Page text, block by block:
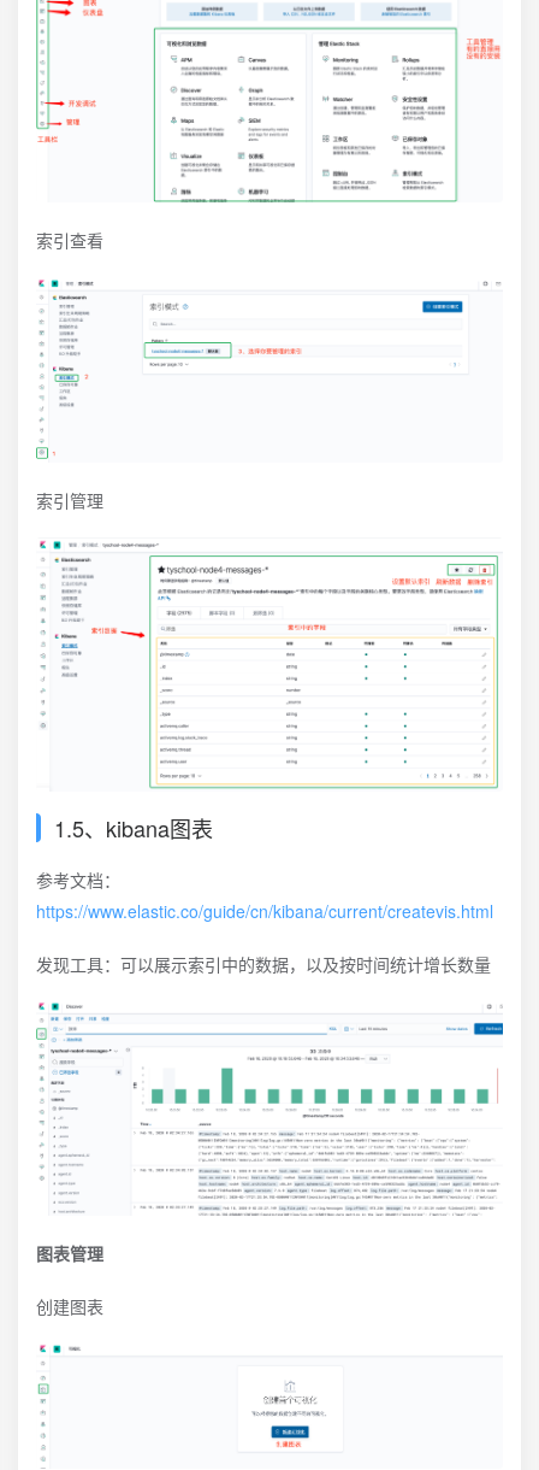
索引查看
索引管理
1.5、kibana图表
参考文档：
https://www.elastic.co/guide/cn/kibana/current/createvis.html
发现工具：可以展示索引中的数据，以及按时间统计增长数量
图表管理
创建图表